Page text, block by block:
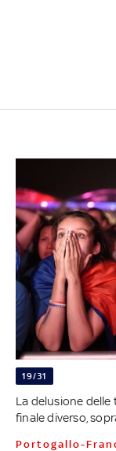
19/31
La delusione
finale diverso,
Portogallo-Francia, va in scena la sfida della